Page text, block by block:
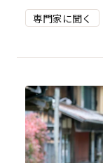
専門家に聞く